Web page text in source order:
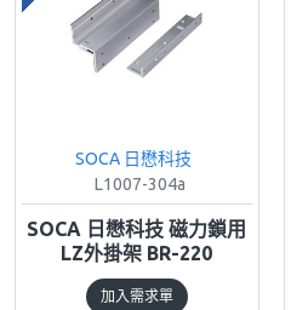
SOCA 日懋科技
L1007-304a
SOCA 日懋科技 磁力鎖用
LZ外掛架 BR-220
加入需求單